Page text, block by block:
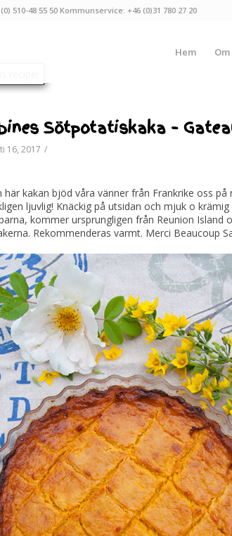
510-48 55 50 Kommunservice: +46 (0)31 780 27 20
Hem Om
Sötpotatiskaka –
16, 2017 /
här kakan bjöd våra vänner från Frankrike oss
ljuvlig! Knäckig på utsidan och mjuk o
kommer ursprungligen från Reunion Island
Rekommenderas varmt. Merci Beaucoup